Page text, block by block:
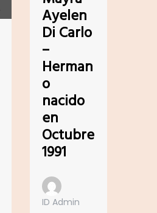
Ayelen
Di Carlo
–
Herman
o
nacido
en
Octubre
1991
ID Admin